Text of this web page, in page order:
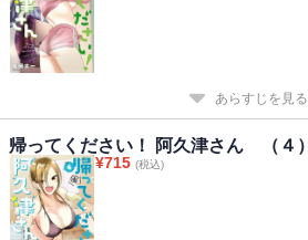
あらすじを見る
帰ってください！ 阿久津さん （４）
¥715 (税込)